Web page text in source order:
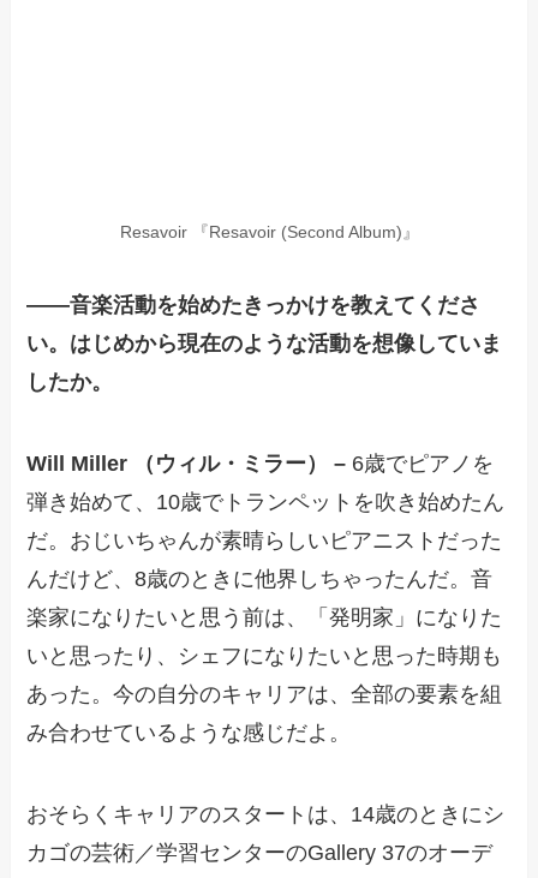
Resavoir 『Resavoir (Second Album)』
——音楽活動を始めたきっかけを教えてくださ
い。はじめから現在のような活動を想像していま
したか。
Will Miller （ウィル・ミラー） – 6歳でピアノを
弾き始めて、10歳でトランペットを吹き始めたん
だ。おじいちゃんが素晴らしいピアニストだった
んだけど、8歳のときに他界しちゃったんだ。音
楽家になりたいと思う前は、「発明家」になりた
いと思ったり、シェフになりたいと思った時期も
あった。今の自分のキャリアは、全部の要素を組
み合わせているような感じだよ。
おそらくキャリアのスタートは、14歳のときにシ
カゴの芸術／学習センターのGallery 37のオーデ